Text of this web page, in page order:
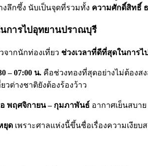
ลึกซึ้ง นับเป็นจุดที่รวมทั้ง ความศักดิ์สิทธิ์
การไปอุทยานปราณบุรี
ากนักท่องเที่ยว ช่วงเวลาที่ดีที่สุดในการ
– 07:00 น. คือช่วงทองที่สุดอย่างไม่ต้องส
วต่างชาติยังต้องร้องว้าว
พฤศจิกายน – กุมภาพันธ์ อากาศเย็นสบา
ยุด เพราะศาลแห่งนี้ขึ้นชื่อเรื่องความเงีย